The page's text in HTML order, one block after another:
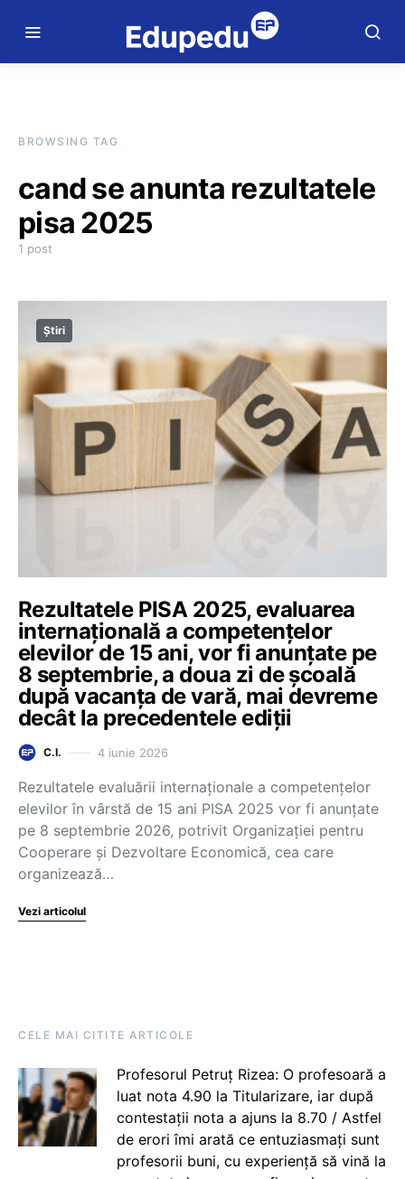
BROWSING TAG
cand se anunta rezultatele
pisa 2025
1 post
Știri
Rezultatele PISA 2025, evaluarea
internațională a competențelor
elevilor de 15 ani, vor fi anunțate pe
8 septembrie, a doua zi de școală
după vacanța de vară, mai devreme
decât la precedentele ediții
C.I. 4 iunie 2026
Rezultatele evaluării internaționale a competențelor
elevilor în vârstă de 15 ani PISA 2025 vor fi anunțate
pe 8 septembrie 2026, potrivit Organizației pentru
Cooperare și Dezvoltare Economică, cea care
organizează…
Vezi articolul
CELE MAI CITITE ARTICOLE
Profesorul Petruț Rizea: O profesoară a
luat nota 4.90 la Titularizare, iar după
contestații nota a ajuns la 8.70 / Astfel
de erori îmi arată ce entuziasmați sunt
profesorii buni, cu experiență să vină la